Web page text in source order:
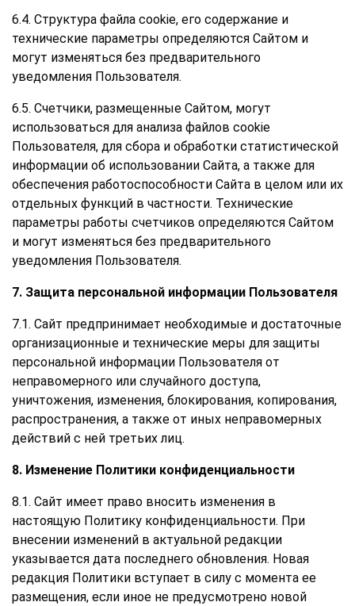
6.4. Структура файла cookie, его содержание и
технические параметры определяются Сайтом и
могут изменяться без предварительного
уведомления Пользователя.
6.5. Счетчики, размещенные Сайтом, могут
использоваться для анализа файлов cookie
Пользователя, для сбора и обработки статистической
информации об использовании Сайта, а также для
обеспечения работоспособности Сайта в целом или их
отдельных функций в частности. Технические
параметры работы счетчиков определяются Сайтом
и могут изменяться без предварительного
уведомления Пользователя.
7. Защита персональной информации Пользователя
7.1. Сайт предпринимает необходимые и достаточные
организационные и технические меры для защиты
персональной информации Пользователя от
неправомерного или случайного доступа,
уничтожения, изменения, блокирования, копирования,
распространения, а также от иных неправомерных
действий с ней третьих лиц.
8. Изменение Политики конфиденциальности
8.1. Сайт имеет право вносить изменения в
настоящую Политику конфиденциальности. При
внесении изменений в актуальной редакции
указывается дата последнего обновления. Новая
редакция Политики вступает в силу с момента ее
размещения, если иное не предусмотрено новой